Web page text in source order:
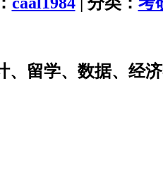
留学、数据、经